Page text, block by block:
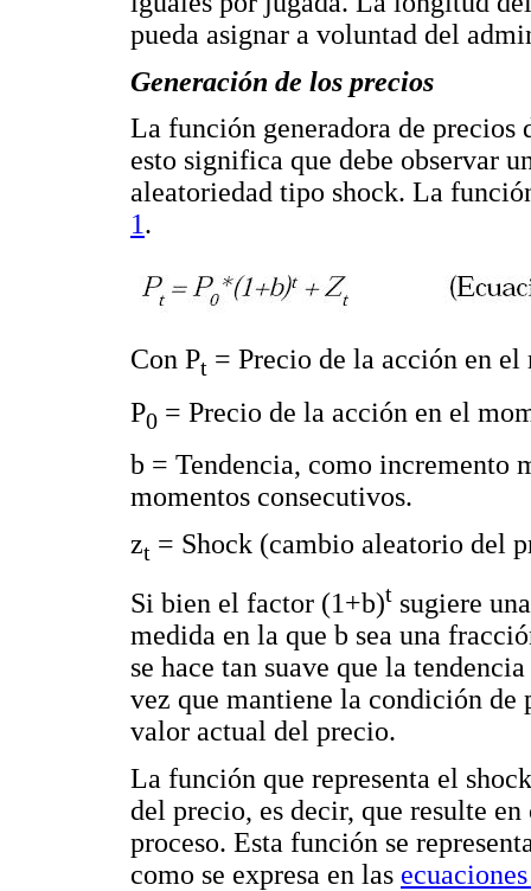
pueda asignar a voluntad del
Generación de los precios
La función generadora de
esto significa que debe observar
aleatoriedad tipo shock. La
1.
Con Pt = Precio de la acción en el
P0 = Precio de la acción en el
b = Tendencia, como incremento
momentos consecutivos.
zt = Shock (cambio aleatorio del
Si bien el factor (1+b)t sugiere
medida en la que b sea una
se hace tan suave que la
vez que mantiene la condición
valor actual del precio.
La función que representa el
del precio, es decir, que resulte
proceso. Esta función se
como se expresa en las